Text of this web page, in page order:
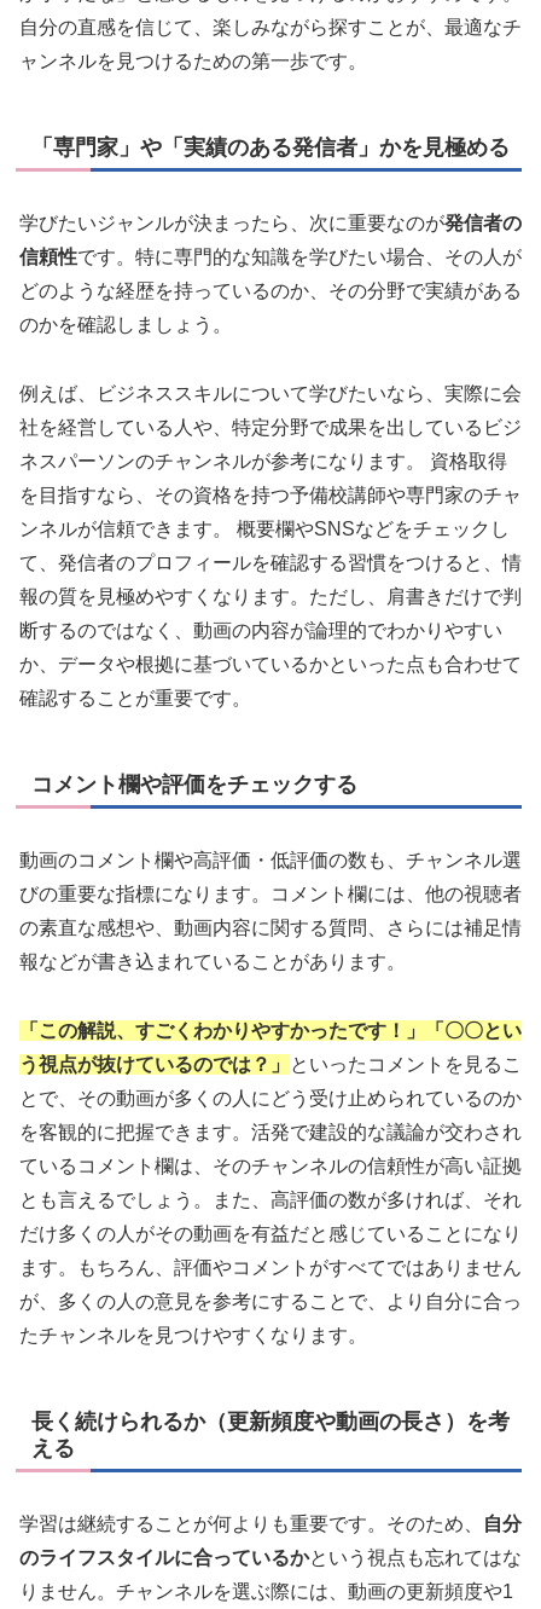
自分の直感を信じて、楽しみながら探すことが、最適なチ
ャンネルを見つけるための第一歩です。
「専門家」や「実績のある発信者」かを見極める
学びたいジャンルが決まったら、次に重要なのが発信者の
信頼性です。特に専門的な知識を学びたい場合、その人が
どのような経歴を持っているのか、その分野で実績がある
のかを確認しましょう。
例えば、ビジネススキルについて学びたいなら、実際に会
社を経営している人や、特定分野で成果を出しているビジ
ネスパーソンのチャンネルが参考になります。 資格取得
を目指すなら、その資格を持つ予備校講師や専門家のチャ
ンネルが信頼できます。 概要欄やSNSなどをチェックし
て、発信者のプロフィールを確認する習慣をつけると、情
報の質を見極めやすくなります。ただし、肩書きだけで判
断するのではなく、動画の内容が論理的でわかりやすい
か、データや根拠に基づいているかといった点も合わせて
確認することが重要です。
コメント欄や評価をチェックする
動画のコメント欄や高評価・低評価の数も、チャンネル選
びの重要な指標になります。コメント欄には、他の視聴者
の素直な感想や、動画内容に関する質問、さらには補足情
報などが書き込まれていることがあります。
「この解説、すごくわかりやすかったです！」「〇〇とい
う視点が抜けているのでは？」
といったコメントを見るこ
とで、その動画が多くの人にどう受け止められているのか
を客観的に把握できます。活発で建設的な議論が交わされ
ているコメント欄は、そのチャンネルの信頼性が高い証拠
とも言えるでしょう。また、高評価の数が多ければ、それ
だけ多くの人がその動画を有益だと感じていることになり
ます。もちろん、評価やコメントがすべてではありません
が、多くの人の意見を参考にすることで、より自分に合っ
たチャンネルを見つけやすくなります。
長く続けられるか（更新頻度や動画の長さ）を考
える
学習は継続することが何よりも重要です。そのため、
自分
のライフスタイルに合っているかという視点も忘れてはな
りません。チャンネルを選ぶ際には、動画の更新頻度や1